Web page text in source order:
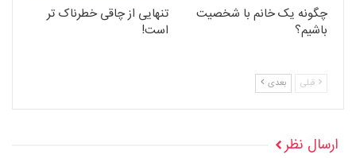
چگونه یک خانم با شخصیت
باشیم؟
تنهایی از چاقی خطرناک تر
است!
قبلی بعدی
ارسال نظر